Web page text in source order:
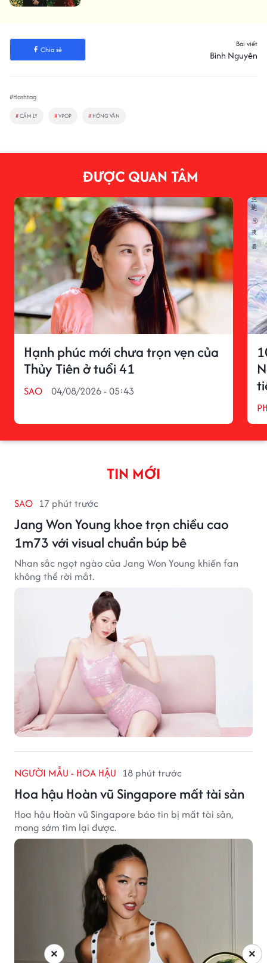
Chia sẻ
Bài viết
Bình Nguyên
#Hashtag
#CẨM LY #VPOP # HỒNG VÂN
ĐƯỢC QUAN TÂM
Hạnh phúc mới chưa trọn vẹn của
Thủy Tiên ở tuổi 41
SAO 04/08/2026 - 05:43
TIN MỚI
SAO 17 phút trước
Jang Won Young khoe trọn chiều cao
1m73 với visual chuẩn búp bê
Nhan sắc ngọt ngào của Jang Won Young khiến fan
không thể rời mắt.
NGƯỜI MẪU - HOA HẬU 18 phút trước
Hoa hậu Hoàn vũ Singapore mất tài sản
Hoa hậu Hoàn vũ Singapore báo tin bị mất tài sản,
mong sớm tìm lại được.
×
×